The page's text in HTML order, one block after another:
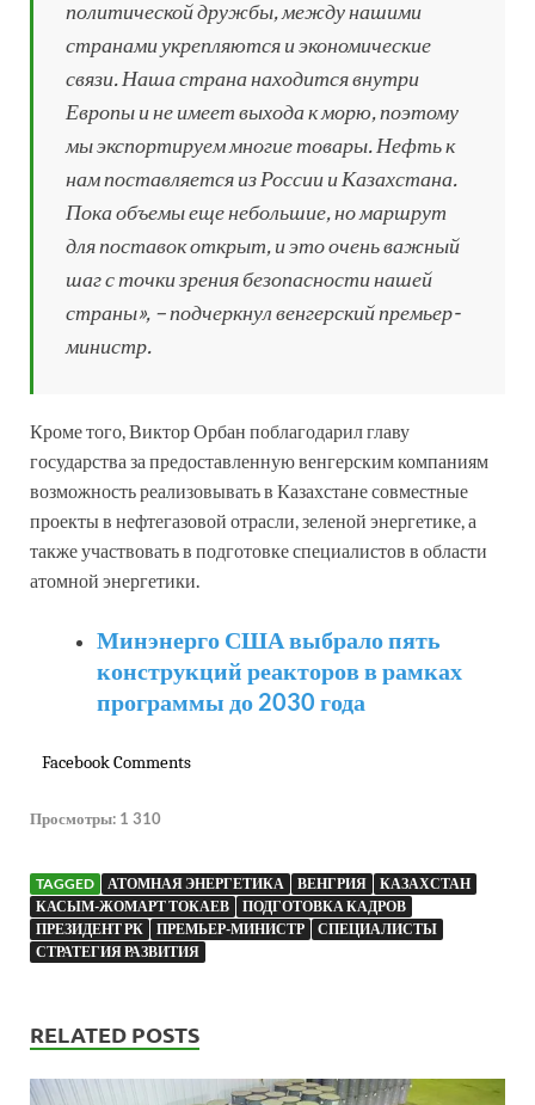
политической дружбы, между нашими
странами укрепляются и экономические
связи. Наша страна находится внутри
Европы и не имеет выхода к морю, поэтому
мы экспортируем многие товары. Нефть к
нам поставляется из России и Казахстана.
Пока объемы еще небольшие, но маршрут
для поставок открыт, и это очень важный
шаг с точки зрения безопасности нашей
страны», – подчеркнул венгерский премьер-
министр.
Кроме того, Виктор Орбан поблагодарил главу
государства за предоставленную венгерским компаниям
возможность реализовывать в Казахстане совместные
проекты в нефтегазовой отрасли, зеленой энергетике, а
также участвовать в подготовке специалистов в области
атомной энергетики.
Минэнерго США выбрало пять
конструкций реакторов в рамках
программы до 2030 года
Facebook Comments
Просмотры: 1 310
TAGGED АТОМНАЯ ЭНЕРГЕТИКА ВЕНГРИЯ
КАЗАХСТАН
КАСЫМ-ЖОМАРТ ТОКАЕВ
ПОДГОТОВКА КАДРОВ
ПРЕЗИДЕНТ РК
ПРЕМЬЕР-МИНИСТР
СПЕЦИАЛИСТЫ
СТРАТЕГИЯ РАЗВИТИЯ
RELATED POSTS